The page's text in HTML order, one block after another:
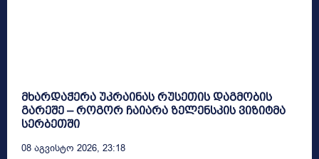
მხარდაჭერა უკრაინას რუსეთის დაგმობის
გარეშე – როგორ ჩაიარა ზელენსკის ვიზიტმა
სერბეთში
08 Აგვისტო 2026, 23:18